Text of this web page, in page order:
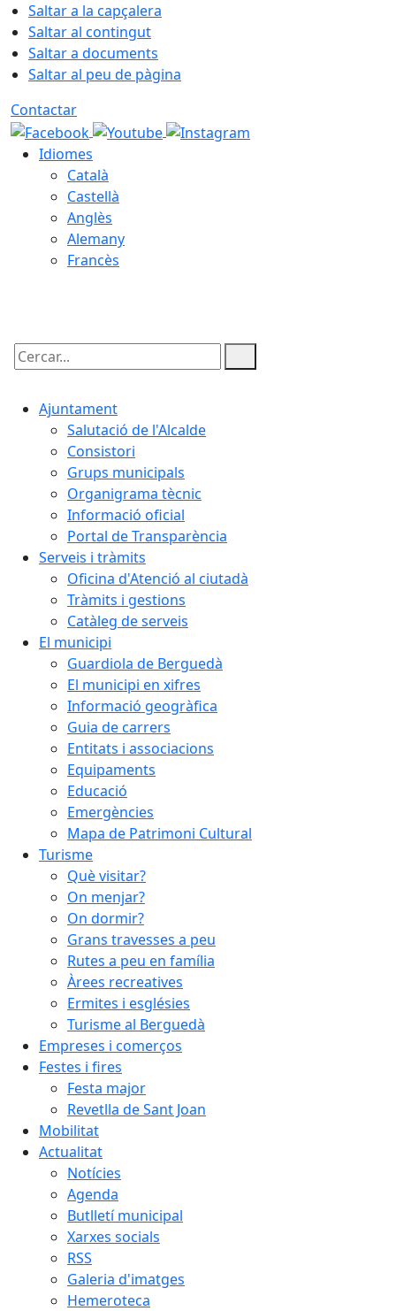
Saltar a la capçalera
Saltar al contingut
Saltar a documents
Saltar al peu de pàgina
Contactar
Idiomes
Català
Castellà
Anglès
Alemany
Francès
Cercar:
Ajuntament
Salutació de l'Alcalde
Consistori
Grups municipals
Organigrama tècnic
Informació oficial
Portal de Transparència
Serveis i tràmits
Oficina d'Atenció al ciutadà
Tràmits i gestions
Catàleg de serveis
El municipi
Guardiola de Berguedà
El municipi en xifres
Informació geogràfica
Guia de carrers
Entitats i associacions
Equipaments
Educació
Emergències
Mapa de Patrimoni Cultural
Turisme
Què visitar?
On menjar?
On dormir?
Grans travesses a peu
Rutes a peu en família
Àrees recreatives
Ermites i esglésies
Turisme al Berguedà
Empreses i comerços
Festes i fires
Festa major
Revetlla de Sant Joan
Mobilitat
Actualitat
Notícies
Agenda
Butlletí municipal
Xarxes socials
RSS
Galeria d'imatges
Hemeroteca